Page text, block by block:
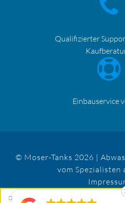
Diese Website verwendet Cookies, um Ihren
Qualifizierter
Einbauservice
© Moser-Tanks 2026 |
vom Spezialisten